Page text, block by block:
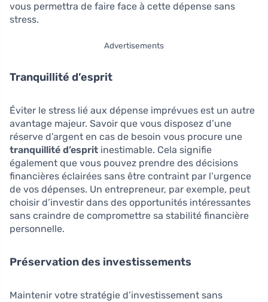
vous permettra de faire face à cette dépense sans
stress.
Advertisements
Tranquillité d’esprit
Éviter le stress lié aux dépense imprévues est un autre
avantage majeur. Savoir que vous disposez d’une
réserve d’argent en cas de besoin vous procure une
tranquillité d’esprit inestimable. Cela signifie
également que vous pouvez prendre des décisions
financières éclairées sans être contraint par l’urgence
de vos dépenses. Un entrepreneur, par exemple, peut
choisir d’investir dans des opportunités intéressantes
sans craindre de compromettre sa stabilité financière
personnelle.
Préservation des investissements
Maintenir votre stratégie d’investissement sans